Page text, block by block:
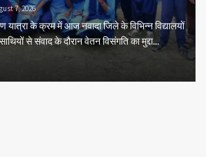
7, 2026
यात्रा के क्रम में आज नवादा जिले के विभिन्न विद्यालयों
से संवाद के दौरान वेतन विसंगति का मुद्दा...